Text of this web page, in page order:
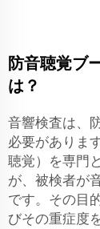
防音聴覚ブ
は？
音響検査は、
必要がありま
聴覚）を専門
が、被検者が
です。その目
びその重症度